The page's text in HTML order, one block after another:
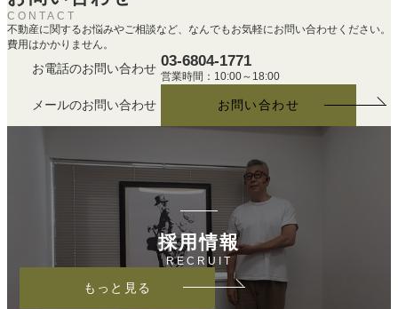
CONTACT
不動産に関するお悩みやご相談など、なんでもお気軽にお問い合わせください。
費用はかかりません。
お電話のお問い合わせ 03-6804-1771
営業時間：10:00～18:00
メールのお問い合わせ お問い合わせ
採用情報
RECRUIT
もっと見る